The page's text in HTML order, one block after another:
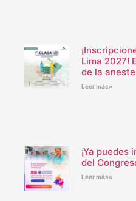
Lima 2027!
de la
Leer más»
¡Ya
del
Leer más»